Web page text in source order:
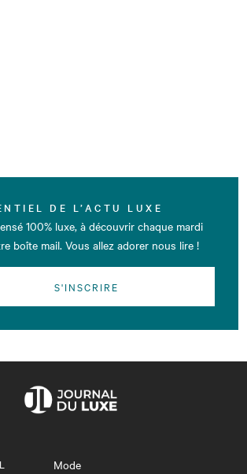
DE L’ACTU LUXE
100% luxe, à découvrir chaque mardi
boîte mail. Vous allez adorer nous lire !
S'INSCRIRE
Mode